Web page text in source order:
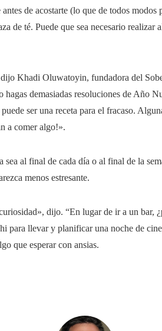
de acostarte (lo que de todos modos
de té. Puede que sea necesario realizar
dijo Khadi Oluwatoyin, fundadora del
hagas demasiadas resoluciones de Año
ser una receta para el fracaso.
a comer algo!».
sea al final de cada día o al final de la
menos estresante.
dijo. “En lugar de ir a un bar,
para llevar y planificar una noche de
que esperar con ansias.